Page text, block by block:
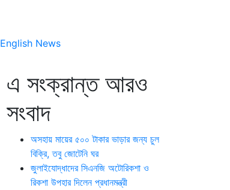
English News
এ সংক্রান্ত আরও
সংবাদ
অসহায় মায়ের ৫০০ টাকার ভাড়ার জন্য চুল
বিক্রি, তবু জোটেনি ঘর
জুলাইযোদ্ধাদের সিএনজি অটোরিকশা ও
রিকশা উপহার দিলেন প্রধানমন্ত্রী